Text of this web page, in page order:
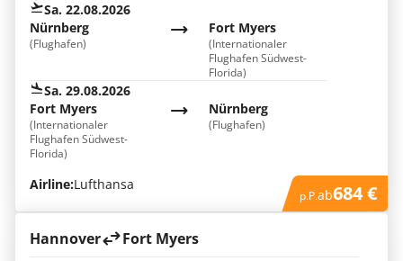
Sa. 22.08.2026
Nürnberg
(Flughafen)
Fort Myers
(Internationaler
Flughafen Südwest-
Florida)
Sa. 29.08.2026
Nürnberg
(Flughafen)
Fort Myers
(Internationaler
Flughafen Südwest-
Florida)
Airline:Lufthansa
p.P.ab684 €
Hannover Fort Myers